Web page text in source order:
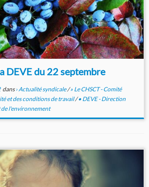
DEVE du 22 septembre
dans› Actualité syndicale/» Le CHSCT - Comité
et des conditions de travail/• DEVE - Direction
de l'environnement